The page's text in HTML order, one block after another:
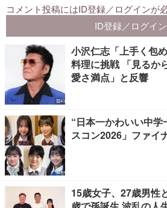
小沢仁志「上手く包
料理に挑戦 「見るか
愛さ満点」と反響
“日本一かわいい中学
スコン2026」ファイ
15歳女子、27歳男